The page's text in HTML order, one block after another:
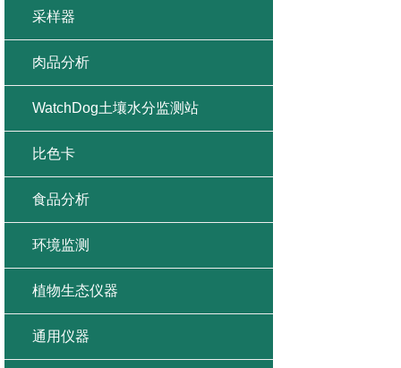
采样器
肉品分析
WatchDog土壤水分监测站
比色卡
食品分析
环境监测
植物生态仪器
通用仪器